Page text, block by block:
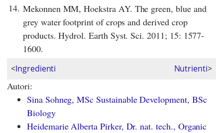
14. Mekonnen MM, Hoekstra AY. The green, blue and
grey water footprint of crops and derived crop
products. Hydrol. Earth Syst. Sci. 2011; 15: 1577-
1600.
<Ingredienti Nutrienti>
Autori:
Sina Sohneg, MSc Sustainable Development, BSc
Biology
Heidemarie Alberta Pirker, Dr. nat. tech., Organic